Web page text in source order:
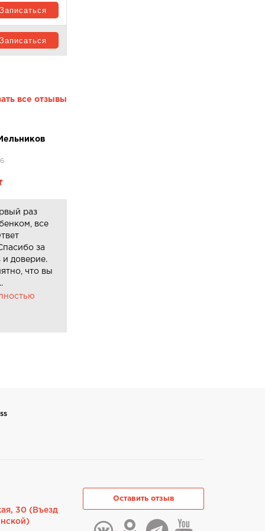
Записаться
Записаться
все отзывы
раз
все
за
и доверие.
что вы
30 (Въезд
Оставить отзыв